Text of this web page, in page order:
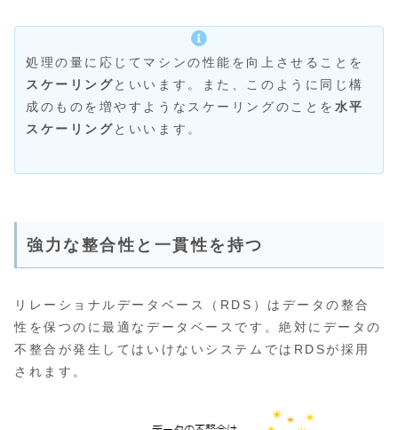
処理の量に応じてマシンの性能を向上させることを
スケーリングといいます。また、このように同じ構
成のものを増やすようなスケーリングのことを 水平
スケーリングといいます。
強力な整合性と一貫性を持つ
リレーショナルデータベース（RDS）はデータの整合
性を保つのに最適なデータベースです。絶対にデータの
不整合が発生してはいけないシステムではRDSが採用
されます。